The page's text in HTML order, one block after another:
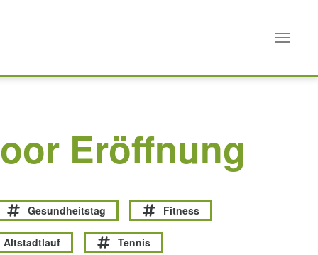
Eröffnung
Gesundheitstag
Fitness
Altstadtlauf Tennis